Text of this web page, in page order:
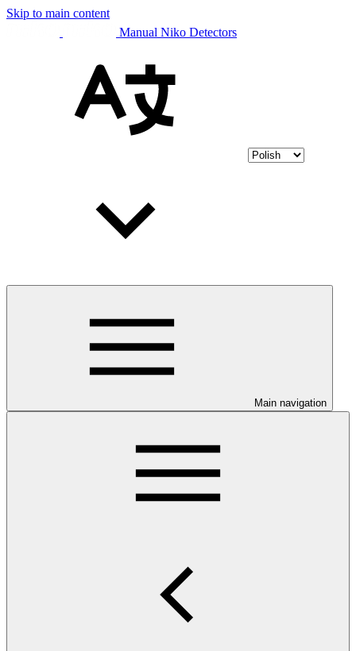
Skip to main content
Manual Niko Detectors
Main navigation